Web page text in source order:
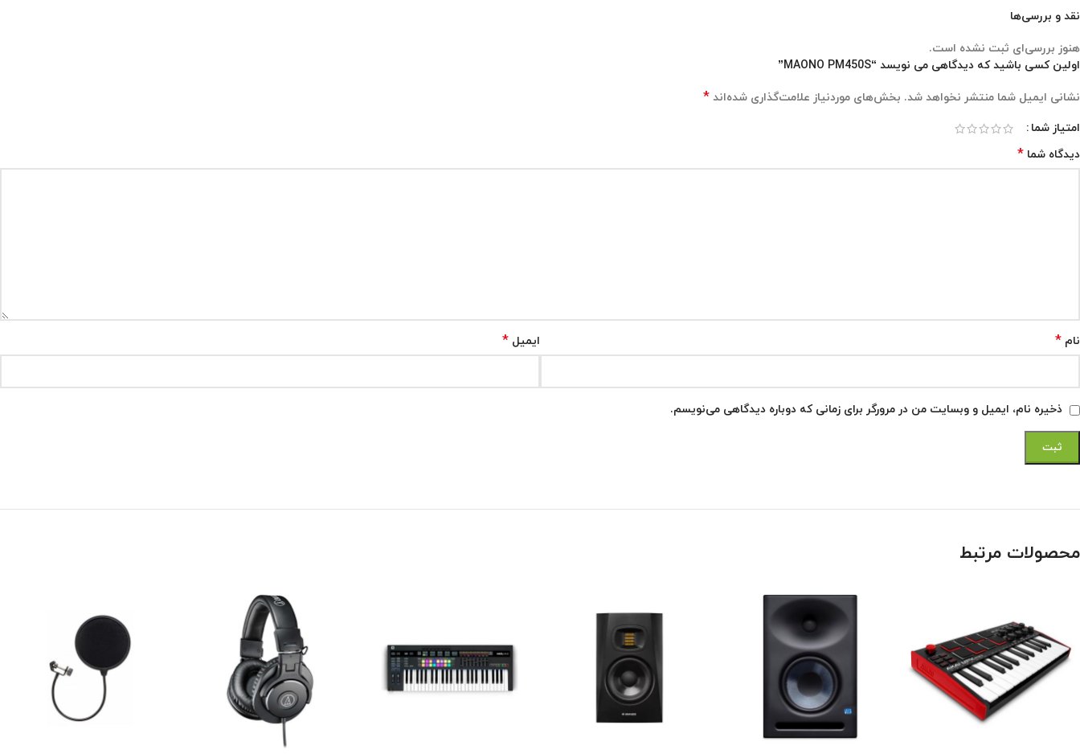
نقد و بررسی‌ها
هنوز بررسی‌ای ثبت نشده است.
اولین کسی باشید که دیدگاهی می نویسد “MAONO PM450S”
نشانی ایمیل شما منتشر نخواهد شد. بخش‌های موردنیاز علامت‌گذاری شده‌اند *
امتیاز شما
دیدگاه شما *
نام * ایمیل *
ذخیره نام، ایمیل و وبسایت من در مرورگر برای زمانی که دوباره دیدگاهی می‌نویسم.
محصولات مرتبط